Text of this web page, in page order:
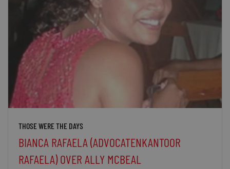
THOSE WERE THE DAYS
BIANCA RAFAELA (ADVOCATENKANTOOR
RAFAELA) OVER ALLY MCBEAL